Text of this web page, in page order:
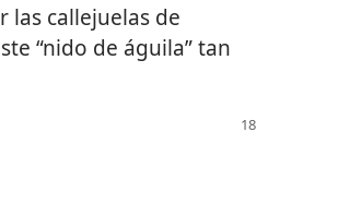
las callejuelas de
“nido de águila” tan